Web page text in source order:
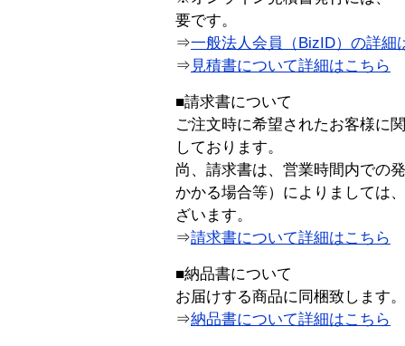
要です。
⇒一般法人会員（BizID）の詳細
⇒ 見積書について詳細はこちら
■請求書について
ご注文時に希望されたお客様に
しております。
尚、請求書は、営業時間内での
かかる場合等）によりましては
ざいます。
⇒請求書について詳細はこちら
■納品書について
お届けする商品に同梱致します。
⇒納品書について詳細はこちら